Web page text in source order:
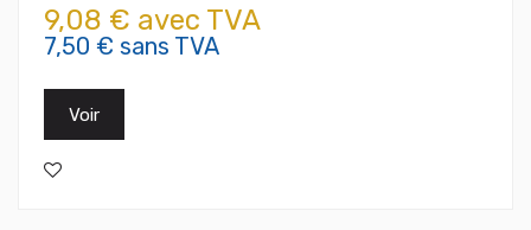
9,08 € avec TVA
7,50 € sans TVA
Voir